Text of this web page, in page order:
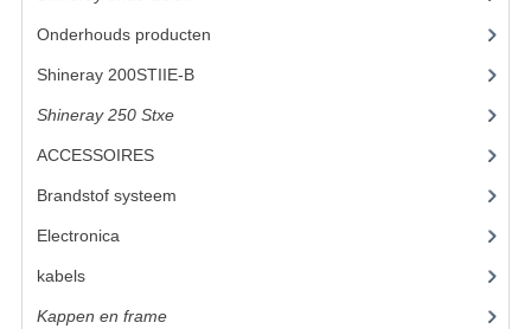
Onderhouds producten
Shineray 200STIIE-B(32)
Shineray 250 Stxe(148)
ACCESSOIRES(47)
Brandstof systeem
Electronica
kabels(3)
Kappen en frame(17)